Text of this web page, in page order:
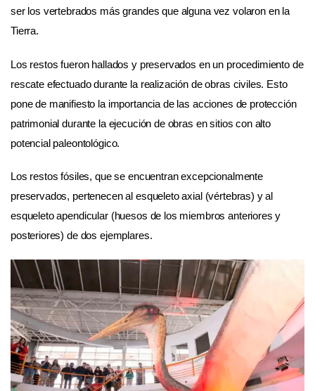
ser los vertebrados más grandes que alguna vez volaron en la
Tierra.
Los restos fueron hallados y preservados en un procedimiento de
rescate efectuado durante la realización de obras civiles. Esto
pone de manifiesto la importancia de las acciones de protección
patrimonial durante la ejecución de obras en sitios con alto
potencial paleontológico.
Los restos fósiles, que se encuentran excepcionalmente
preservados, pertenecen al esqueleto axial (vértebras) y al
esqueleto apendicular (huesos de los miembros anteriores y
posteriores) de dos ejemplares.